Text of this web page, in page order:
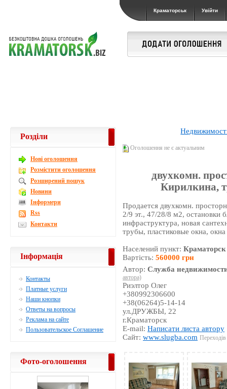
Краматорськ Увійти
Оголошення не є актуальним
двухкомн.
Кирилкина,
Продается двухкомн.
2/9 эт., 47/28/8 м2, остановки
инфраструктура, новая
трубы, пластиковые окна,
Населений пункт:Краматорск
Вартість:560000 грн
Автор:Служба
автора)
Риэлтор Олег
+380992306600
+38(06264)5-14-14
ул.ДРУЖБЫ, 22
г.Краматорск
E-mail:Написати листа автору
Сайт:www.slugba.com
Розділи
Новi оголошення
Розмістити оголошення
Розширений пошук
Новини
Інформери
Rss
Контакти
Інформація
Контакты
Платные услуги
Наши кнопки
Ответы на вопросы
Реклама на сайте
Пользовательское Соглашение
Фото-оголошення